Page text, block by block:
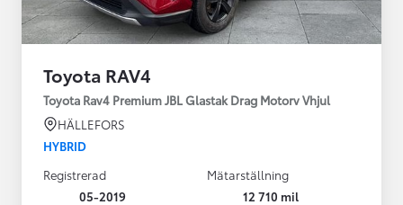
Toyota RAV4
Toyota Rav4 Premium JBL Glastak Drag Motorv Vhjul
HÄLLEFORS
HYBRID
Registrerad
05-2019
Mätarställning
12 710 mil